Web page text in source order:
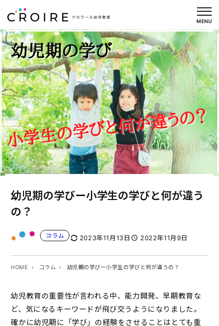
を
ス
キ
ッ
プ
MENU
幼児期の学びー小学生の学びと何が違う
の？
コラム 2023年11月13日 2022年11月9日
HOME コラム 幼児期の学びー小学生の学びと何が違うの？
幼児教育の重要性が言われる中、能力開発、早期教育な
ど、気になるキーワードが飛び交うようになりました。
確かに幼児期に「学び」の経験をさせることはとても重